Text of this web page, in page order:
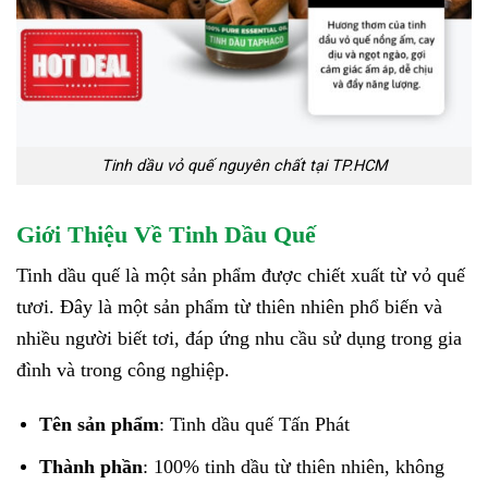
Tinh dầu vỏ quế nguyên chất tại TP.HCM
Giới Thiệu Về Tinh Dầu Quế
Tinh dầu quế là một sản phẩm được chiết xuất từ vỏ quế
tươi. Đây là một sản phẩm từ thiên nhiên phổ biến và
nhiều người biết tơi, đáp ứng nhu cầu sử dụng trong gia
đình và trong công nghiệp.
Tên sản phẩm: Tinh dầu quế Tấn Phát
Thành phần: 100% tinh dầu từ thiên nhiên, không